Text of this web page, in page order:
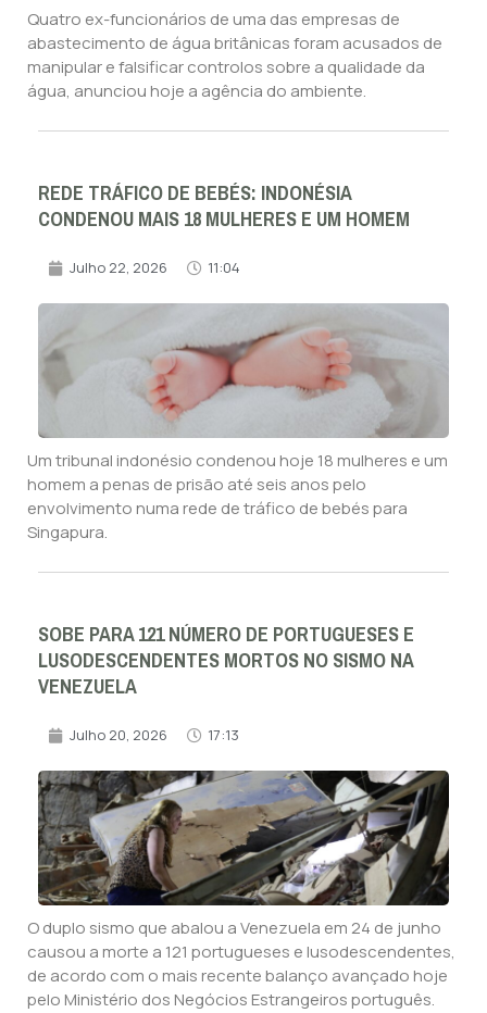
Quatro ex-funcionários de uma das empresas de
abastecimento de água britânicas foram acusados de
manipular e falsificar controlos sobre a qualidade da
água, anunciou hoje a agência do ambiente.
REDE TRÁFICO DE BEBÉS: INDONÉSIA
CONDENOU MAIS 18 MULHERES E UM HOMEM
Julho 22, 2026 11:04
Um tribunal indonésio condenou hoje 18 mulheres e um
homem a penas de prisão até seis anos pelo
envolvimento numa rede de tráfico de bebés para
Singapura.
SOBE PARA 121 NÚMERO DE PORTUGUESES E
LUSODESCENDENTES MORTOS NO SISMO NA
VENEZUELA
Julho 20, 2026 17:13
O duplo sismo que abalou a Venezuela em 24 de junho
causou a morte a 121 portugueses e lusodescendentes,
de acordo com o mais recente balanço avançado hoje
pelo Ministério dos Negócios Estrangeiros português.